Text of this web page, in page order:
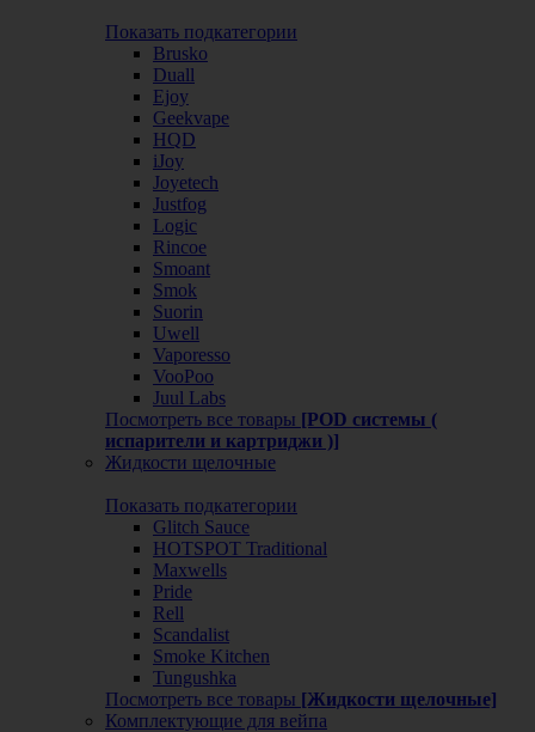
Показать подкатегории
Brusko
Duall
Ejoy
Geekvape
HQD
iJoy
Joyetech
Justfog
Logic
Rincoe
Smoant
Smok
Suorin
Uwell
Vaporesso
VooPoo
Juul Labs
Посмотреть все товары [POD системы (
испарители и картриджи )]
Жидкости щелочные
Показать подкатегории
Glitch Sauce
HOTSPOT Traditional
Maxwells
Pride
Rell
Scandalist
Smoke Kitchen
Tungushka
Посмотреть все товары [Жидкости щелочные]
Комплектующие для вейпа